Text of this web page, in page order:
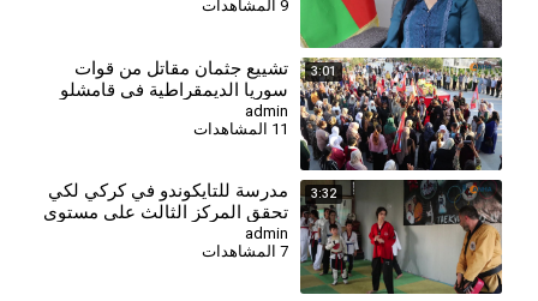
3:01
⁣تشييع جثمان مقاتل من قوات
سوريا الديمقراطية في قامشلو
admin
11 المشاهدات
3:32
⁣مدرسة للتايكوندو في كركي لكي
تحقق المركز الثالث على مستوى
سوريا
admin
7 المشاهدات